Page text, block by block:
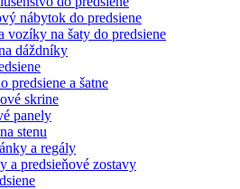
nábytok do predsiene
vozíky na šaty do predsiene
dáždníky
predsiene a šatne
skrine
panely
stenu
a regály
a predsieňové zostavy